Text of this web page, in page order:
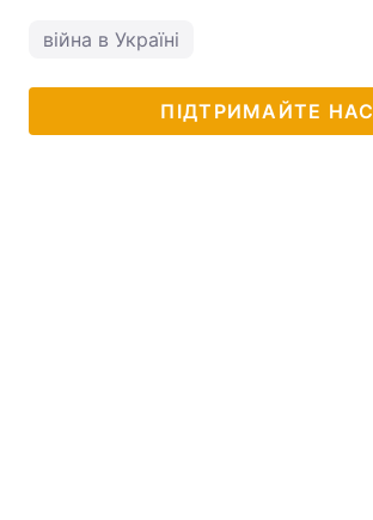
війна в Україні
ПІДТРИМАЙТЕ НАС